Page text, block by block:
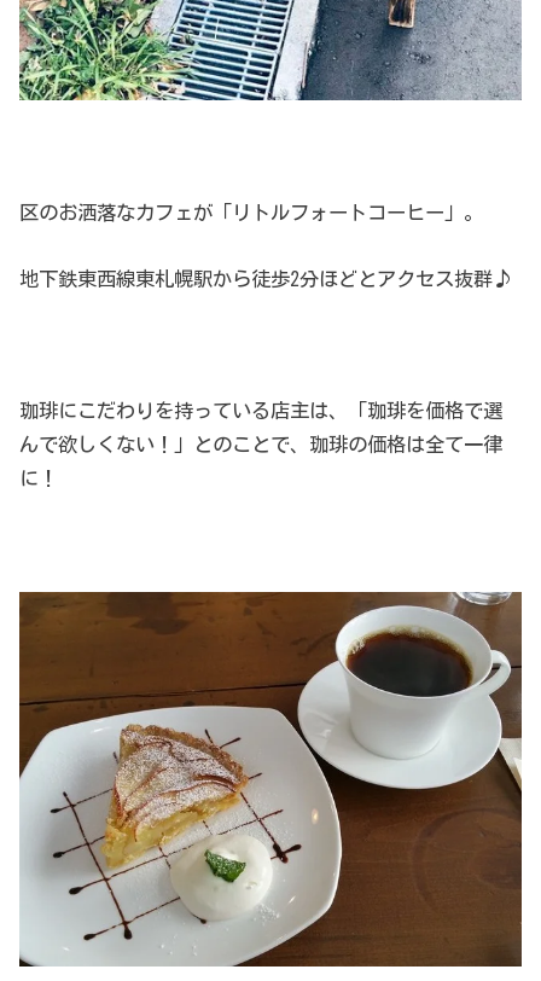
区のお洒落なカフェが「リトルフォートコーヒー」。
地下鉄東西線東札幌駅から徒歩2分ほどとアクセス抜群♪
珈琲にこだわりを持っている店主は、「珈琲を価格で選
んで欲しくない！」とのことで、珈琲の価格は全て一律
に！